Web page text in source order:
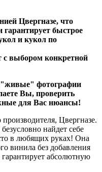
Цвергназе, что
гарантирует быстрое
и кукол по
с выбором конкретной
"живые" фотографии
Вы, проверить
для Вас нюансы!
Цвергназе.
найдет себе
в любящих руках! Она
винила без добавления
абсолютную